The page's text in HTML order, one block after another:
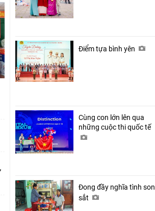
Điểm tựa bình yên
Cùng con lớn lên qua
những cuộc thi quốc tế
Đong đầy nghĩa tình son
sắt